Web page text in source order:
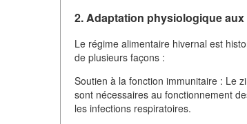
2. Adaptation physiologique
Le régime alimentaire hivernal est
de plusieurs façons :
Soutien à la fonction immunitaire : Le
sont nécessaires au fonctionnement
les infections respiratoires.